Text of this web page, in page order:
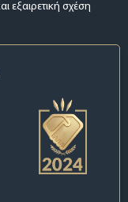
εξαιρετική σχέση